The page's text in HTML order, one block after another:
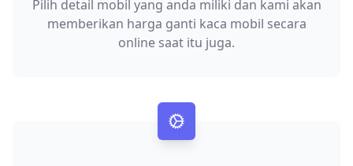
Pilih detail mobil yang anda miliki dan kami akan
memberikan harga ganti kaca mobil secara
online saat itu juga.